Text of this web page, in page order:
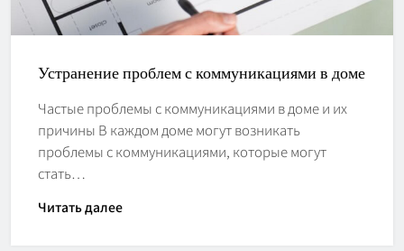
Устранение проблем с коммуникациями в доме
Частые проблемы с коммуникациями в доме и их
причины В каждом доме могут возникать
проблемы с коммуникациями, которые могут
стать…
Читать далее